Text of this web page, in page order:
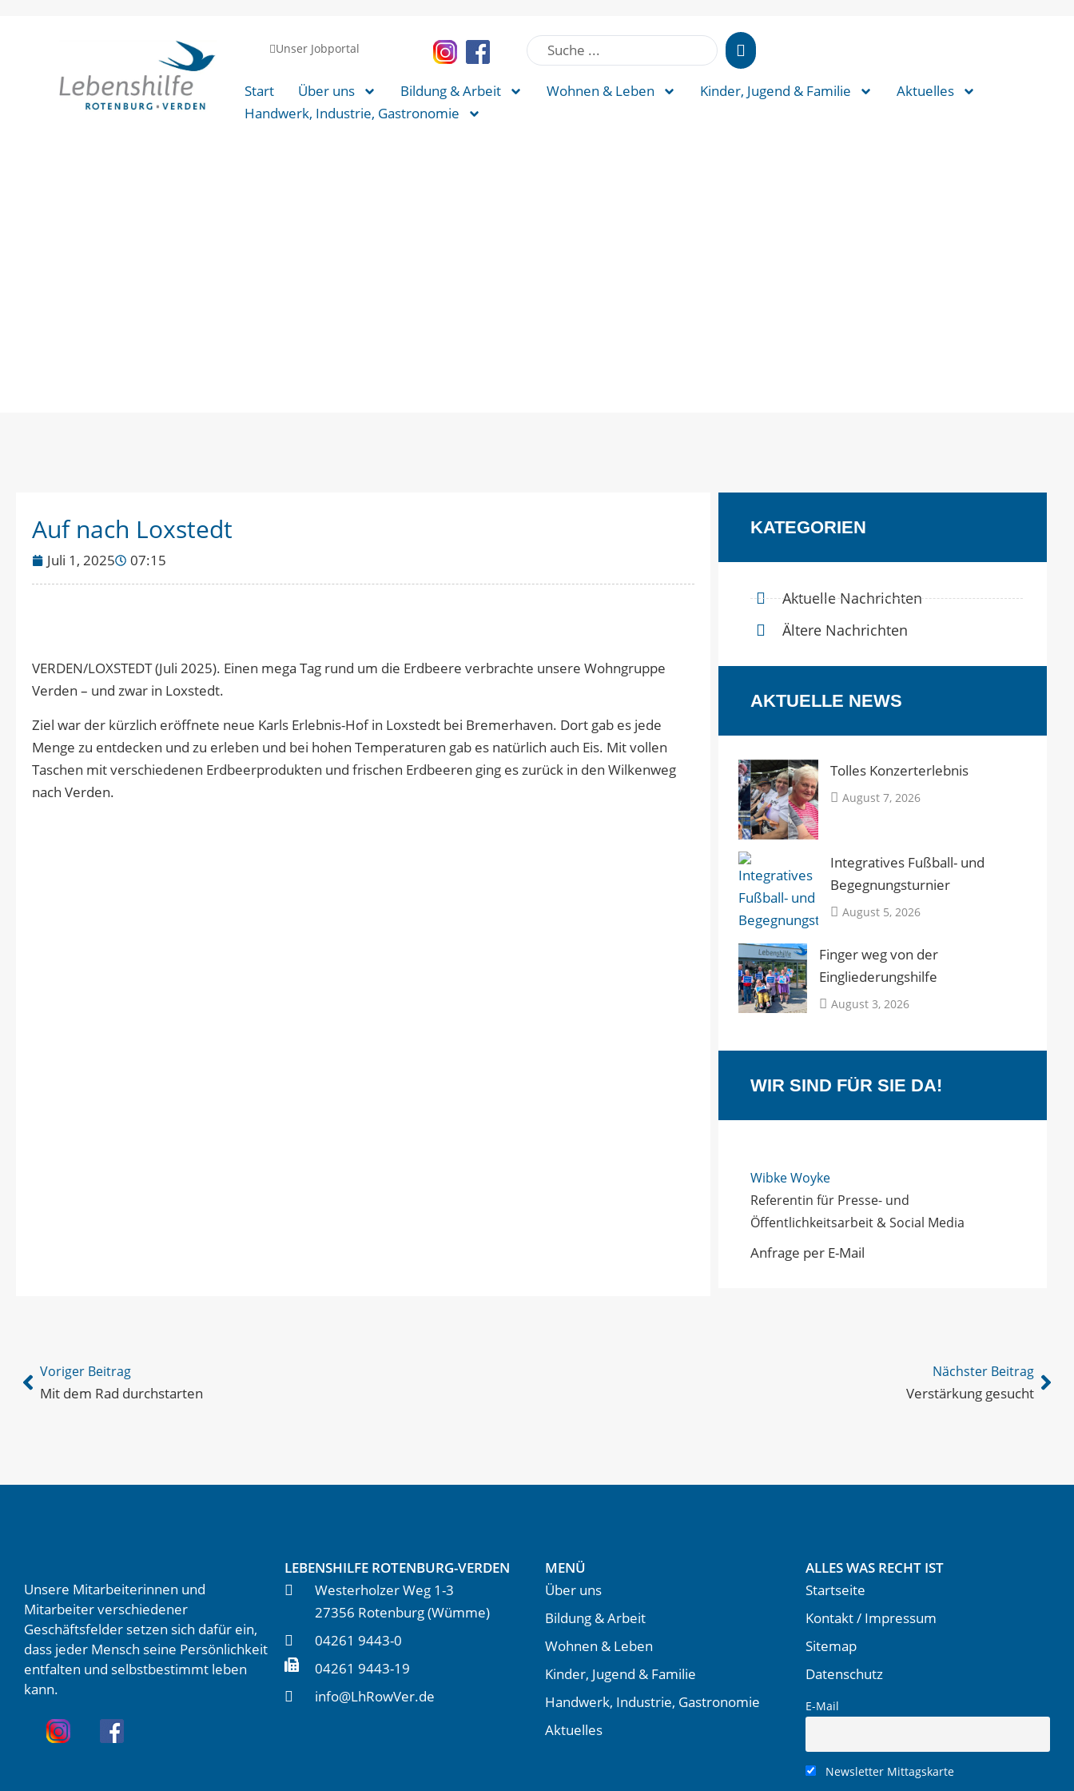
Unser Jobportal
Start Über uns Bildung & Arbeit Wohnen & Leben Kinder, Jugend & Familie
Aktuelles
Handwerk, Industrie, Gastronomie
Auf nach Loxstedt
Juli 1, 2025 07:15
VERDEN/LOXSTEDT (Juli 2025). Einen mega Tag rund um die Erdbeere verbrachte unsere Wohngruppe
Verden – und zwar in Loxstedt.
Ziel war der kürzlich eröffnete neue Karls Erlebnis-Hof in Loxstedt bei Bremerhaven. Dort gab es jede
Menge zu entdecken und zu erleben und bei hohen Temperaturen gab es natürlich auch Eis. Mit vollen
Taschen mit verschiedenen Erdbeerprodukten und frischen Erdbeeren ging es zurück in den Wilkenweg
nach Verden.
KATEGORIEN
Aktuelle Nachrichten
Ältere Nachrichten
AKTUELLE NEWS
Tolles Konzerterlebnis
August 7, 2026
Integratives Fußball- und
Begegnungsturnier
August 5, 2026
Finger weg von der
Eingliederungshilfe
August 3, 2026
WIR SIND FÜR SIE DA!
Wibke Woyke
Referentin für Presse- und
Öffentlichkeitsarbeit & Social Media
Anfrage per E-Mail
Voriger Beitrag
Mit dem Rad durchstarten
Nächster Beitrag
Verstärkung gesucht
Unsere Mitarbeiterinnen und
Mitarbeiter verschiedener
Geschäftsfelder setzen sich dafür ein,
dass jeder Mensch seine Persönlichkeit
entfalten und selbstbestimmt leben
kann.
LEBENSHILFE ROTENBURG-VERDEN
Westerholzer Weg 1-3
27356 Rotenburg (Wümme)
04261 9443-0
04261 9443-19
info@LhRowVer.de
MENÜ
Über uns
Bildung & Arbeit
Wohnen & Leben
Kinder, Jugend & Familie
Handwerk, Industrie, Gastronomie
Aktuelles
ALLES WAS RECHT IST
Startseite
Kontakt / Impressum
Sitemap
Datenschutz
E-Mail
Newsletter Mittagskarte